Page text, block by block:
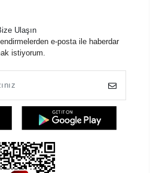
Ulaşın
e-posta ile haberdar
istiyorum.